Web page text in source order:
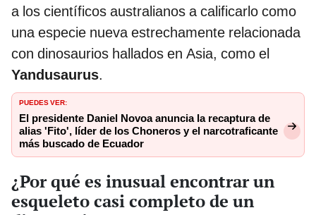
a los científicos australianos a calificarlo como
una especie nueva estrechamente relacionada
con dinosaurios hallados en Asia, como el
Yandusaurus.
PUEDES VER:
El presidente Daniel Novoa anuncia la recaptura de
alias 'Fito', líder de los Choneros y el narcotraficante
más buscado de Ecuador
¿Por qué es inusual encontrar un
esqueleto casi completo de un